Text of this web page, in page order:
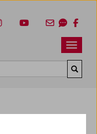
Navbar